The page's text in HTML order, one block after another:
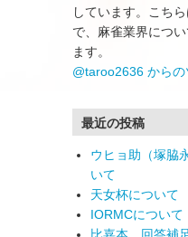
しています。こち
で、麻雀業界につ
ます。
@taroo2636 からの
最近の投稿
ウヒョ助（塚脇
いて
天女杯について
IORMCについて